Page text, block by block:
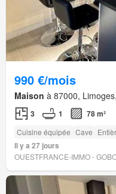
990 €/mois
Maison à 87000,
3 1 78 m²
Cuisine équipée Cave
Il y a 27 jours
OUESTFRANCE-IMMO -